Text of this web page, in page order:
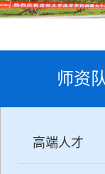
师资
高端人才